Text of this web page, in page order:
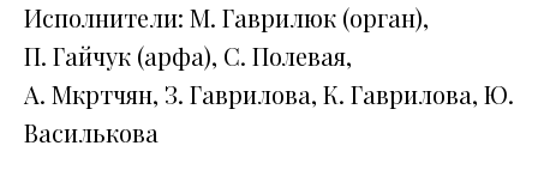
Исполнители: М. Гаврилюк (орган),
П. Гайчук (арфа), С. Полевая,
А. Мкртчян, З. Гаврилова, К. Гаврилова, Ю.
Василькова